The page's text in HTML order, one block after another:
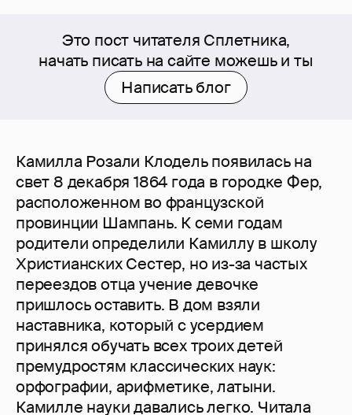
Это пост читателя Сплетника,
начать писать на сайте можешь и ты
Написать блог
Камилла Розали Клодель появилась на
свет 8 декабря 1864 года в городке Фер,
расположенном во французской
провинции Шампань. К семи годам
родители определили Камиллу в школу
Христианских Сестер, но из-за частых
переездов отца учение девочке
пришлось оставить. В дом взяли
наставника, который с усердием
принялся обучать всех троих детей
премудростям классических наук:
орфографии, арифметике, латыни.
Камилле науки давались легко. Читала